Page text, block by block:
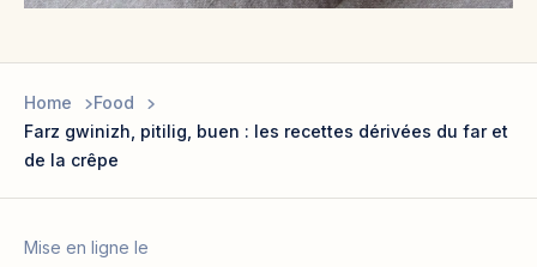
Home
Food
Farz gwinizh, pitilig, buen : les recettes dérivées du far et
de la crêpe
Mise en ligne le